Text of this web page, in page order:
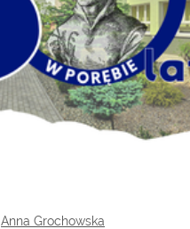
Anna Grochowska